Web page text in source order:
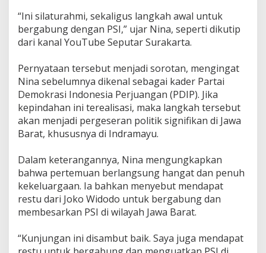
r
a
t
G
b
u
n
g
P
S
I
n
g
u
a
t
‎“Ini silaturahmi, sekaligus langkah awal untuk
bergabung dengan PSI,” ujar Nina, seperti dikutip
dari kanal YouTube Seputar Surakarta.
‎Pernyataan tersebut menjadi sorotan, mengingat
Nina sebelumnya dikenal sebagai kader Partai
Demokrasi Indonesia Perjuangan (PDIP). Jika
kepindahan ini terealisasi, maka langkah tersebut
akan menjadi pergeseran politik signifikan di Jawa
Barat, khususnya di Indramayu.
‎Dalam keterangannya, Nina mengungkapkan
bahwa pertemuan berlangsung hangat dan penuh
kekeluargaan. Ia bahkan menyebut mendapat
restu dari Joko Widodo untuk bergabung dan
membesarkan PSI di wilayah Jawa Barat.
‎“Kunjungan ini disambut baik. Saya juga mendapat